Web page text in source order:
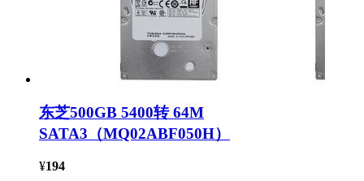
东芝500GB 5400转 64M
SATA3（MQ02ABF050H）
¥194